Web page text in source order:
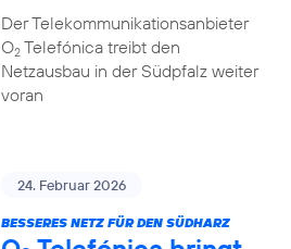
Der Telekommunikationsanbieter
O2Telefónica treibt den
Netzausbau in der Südpfalz weiter
voran
24. Februar 2026
BESSERES NETZ FÜR DEN SÜDHARZ